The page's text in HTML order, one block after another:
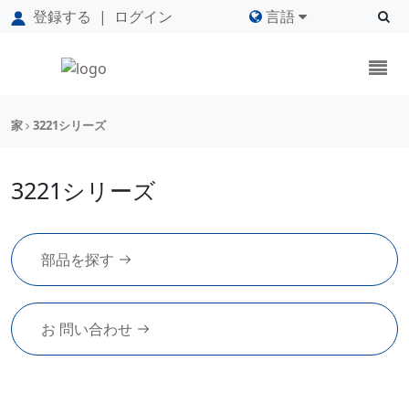
登録する | ログイン 言語
家 3221シリーズ
3221シリーズ
部品を探す
お 問い合わせ